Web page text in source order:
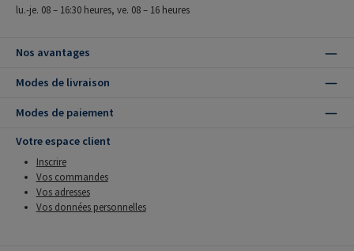
lu.-je. 08 – 16:30 heures, ve. 08 – 16 heures
Nos avantages
Modes de livraison
Modes de paiement
Votre espace client
Inscrire
Vos commandes
Vos adresses
Vos données personnelles